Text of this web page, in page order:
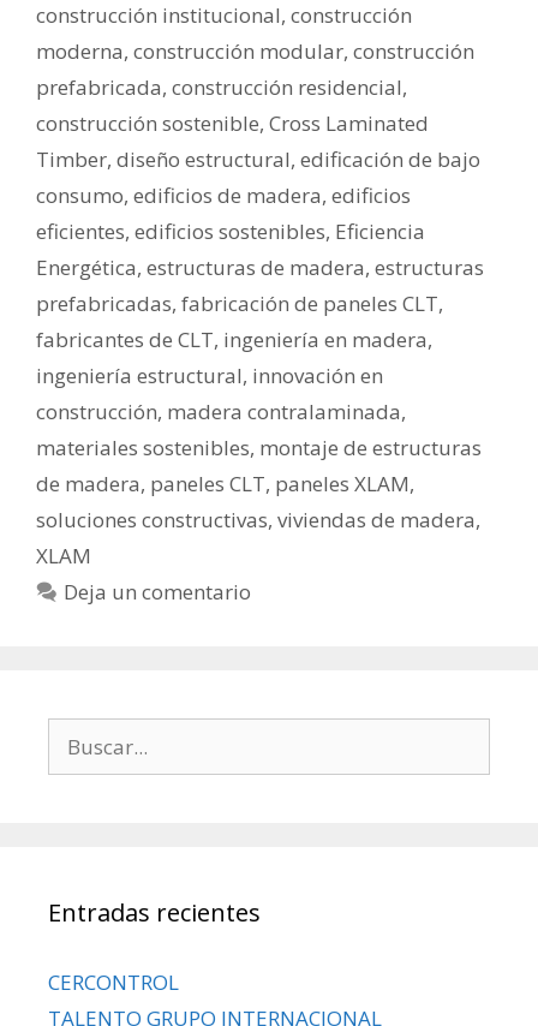
construcción institucional, construcción
moderna, construcción modular, construcción
prefabricada, construcción residencial,
construcción sostenible, Cross Laminated
Timber, diseño estructural, edificación de bajo
consumo, edificios de madera, edificios
eficientes, edificios sostenibles, Eficiencia
Energética, estructuras de madera, estructuras
prefabricadas, fabricación de paneles CLT,
fabricantes de CLT, ingeniería en madera,
ingeniería estructural, innovación en
construcción, madera contralaminada,
materiales sostenibles, montaje de estructuras
de madera, paneles CLT, paneles XLAM,
soluciones constructivas, viviendas de madera,
XLAM
Deja un comentario
Entradas recientes
CERCONTROL
TALENTO GRUPO INTERNACIONAL